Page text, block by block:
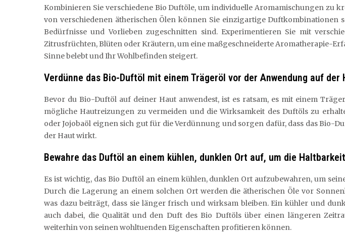
Kombinieren Sie verschiedene Bio Duftöle, um individuelle Aromamischungen zu
von verschiedenen ätherischen Ölen können Sie einzigartige Duftkombinationen
Bedürfnisse und Vorlieben zugeschnitten sind. Experimentieren Sie mit
Zitrusfrüchten, Blüten oder Kräutern, um eine maßgeschneiderte Aromatherapie-
Sinne belebt und Ihr Wohlbefinden steigert.
Verdünne das Bio-Duftöl mit einem Trägeröl vor der Anwendung auf der
Bevor du Bio-Duftöl auf deiner Haut anwendest, ist es ratsam, es mit einem
mögliche Hautreizungen zu vermeiden und die Wirksamkeit des Duftöls zu
oder Jojobaöl eignen sich gut für die Verdünnung und sorgen dafür, dass das Bio-
der Haut wirkt.
Bewahre das Duftöl an einem kühlen, dunklen Ort auf, um die
Es ist wichtig, das Bio Duftöl an einem kühlen, dunklen Ort aufzubewahren, um
Durch die Lagerung an einem solchen Ort werden die ätherischen Öle vor
was dazu beiträgt, dass sie länger frisch und wirksam bleiben. Ein kühler und
auch dabei, die Qualität und den Duft des Bio Duftöls über einen längeren
weiterhin von seinen wohltuenden Eigenschaften profitieren können.